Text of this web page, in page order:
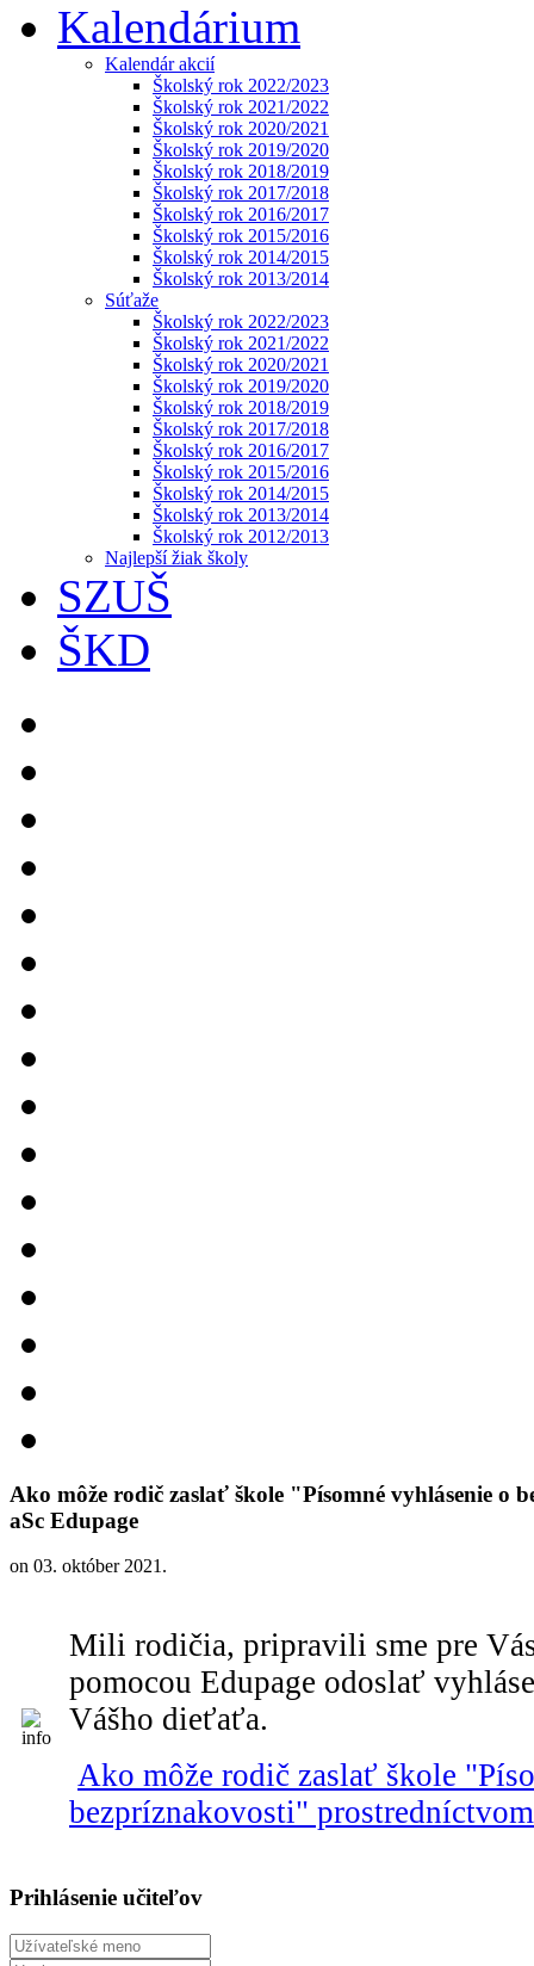
Kalendárium
Kalendár akcií
Školský rok 2022/2023
Školský rok 2021/2022
Školský rok 2020/2021
Školský rok 2019/2020
Školský rok 2018/2019
Školský rok 2017/2018
Školský rok 2016/2017
Školský rok 2015/2016
Školský rok 2014/2015
Školský rok 2013/2014
Súťaže
Školský rok 2022/2023
Školský rok 2021/2022
Školský rok 2020/2021
Školský rok 2019/2020
Školský rok 2018/2019
Školský rok 2017/2018
Školský rok 2016/2017
Školský rok 2015/2016
Školský rok 2014/2015
Školský rok 2013/2014
Školský rok 2012/2013
Najlepší žiak školy
SZUŠ
ŠKD
Ako môže rodič zaslať škole "Písomné vyhlásenie o
aSc Edupage
on 03. október 2021.
Mili rodičia, pripravili sme pre
pomocou Edupage odoslať
Vášho dieťaťa.
Ako môže rodič zaslať škole
bezpríznakovosti"
Prihlásenie učiteľov